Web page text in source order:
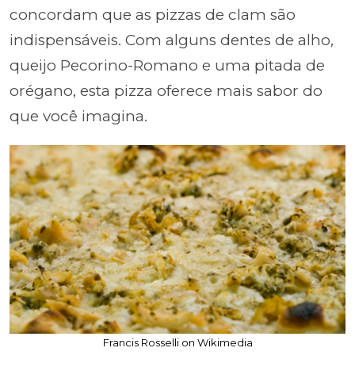
concordam que as pizzas de clam são
indispensáveis. Com alguns dentes de alho,
queijo Pecorino-Romano e uma pitada de
orégano, esta pizza oferece mais sabor do
que você imagina.
Francis Rosselli on Wikimedia